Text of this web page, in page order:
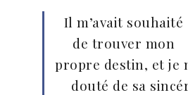
Il m’avait souhaité
de trouver mon
propre destin, et je
douté de sa